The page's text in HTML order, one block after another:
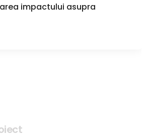
impactului asupra